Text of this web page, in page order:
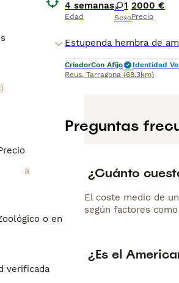
o en el
verificada
4 semanas
Edad
1
Sexo
2000 €
Precio
CriadorCon Afijo
Identidad
Reus, Tarragona (68.3km)
Preguntas
¿Cuánto
El coste medio de
según factores
¿Es el